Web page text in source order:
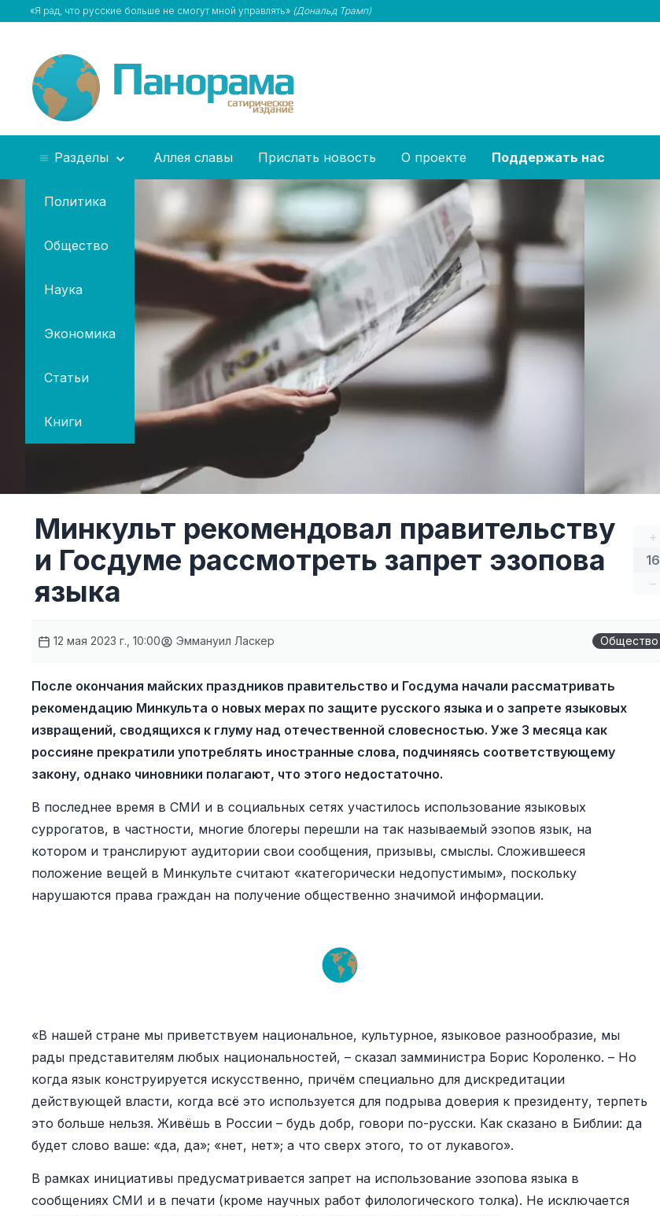
«Я рад, что русские больше не смогут мной управлять» (Дональд Трамп)
Разделы
Политика
Общество
Наука
Экономика
Статьи
Книги
Аллея славы Прислать новость О проекте Поддержать нас
+
16
–
Минкульт рекомендовал правительству
и Госдуме рассмотреть запрет эзопова
языка
12 мая 2023 г., 10:00 Эммануил Ласкер Общество
После окончания майских праздников правительство и Госдума начали рассматривать
рекомендацию Минкульта о новых мерах по защите русского языка и о запрете языковых
извращений, сводящихся к глуму над отечественной словесностью. Уже 3 месяца как
россияне прекратили употреблять иностранные слова, подчиняясь соответствующему
закону, однако чиновники полагают, что этого недостаточно.
В последнее время в СМИ и в социальных сетях участилось использование языковых
суррогатов, в частности, многие блогеры перешли на так называемый эзопов язык, на
котором и транслируют аудитории свои сообщения, призывы, смыслы. Сложившееся
положение вещей в Минкульте считают «категорически недопустимым», поскольку
нарушаются права граждан на получение общественно значимой информации.
«В нашей стране мы приветствуем национальное, культурное, языковое разнообразие, мы
рады представителям любых национальностей, – сказал замминистра Борис Короленко. – Но
когда язык конструируется искусственно, причём специально для дискредитации
действующей власти, когда всё это используется для подрыва доверия к президенту, терпеть
это больше нельзя. Живёшь в России – будь добр, говори по-русски. Как сказано в Библии: да
будет слово ваше: «да, да»; «нет, нет»; а что сверх этого, то от лукавого».
В рамках инициативы предусматривается запрет на использование эзопова языка в
сообщениях СМИ и в печати (кроме научных работ филологического толка). Не исключается